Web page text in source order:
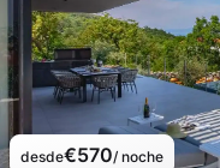
desde€570/ noche